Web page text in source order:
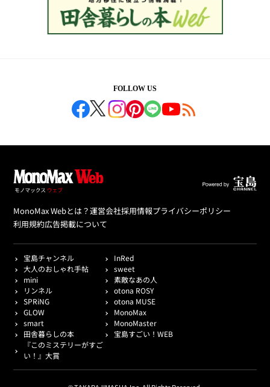
FOLLOW US
MonoMax Webとは？運営会社採用情報プライバシーポリシー
利用規約広告掲載について
宝島チャンネル
InRed
大人のおしゃれ手帖
sweet
mini
素敵なあの人
リンネル
otona ROSY
SPRiNG
otona MUSE
GLOW
MonoMax
smart
MonoMaster
田舎暮らしの本
宝島すごい！WEB
『このミステリーがすご
い！』大賞